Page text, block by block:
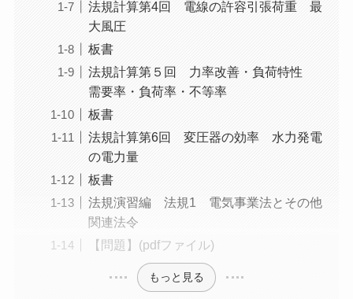
法規計算第4回 電線の許容引張荷重 最
大風圧
板書
法規計算第５回 力率改善・負荷特性
需要率・負荷率・不等率
板書
法規計算第6回 変圧器の効率 水力発電
の電力量
板書
法規演習編 法規1 電気事業法とその他
関連法令
【問題】(pdfファイル)
もっと見る